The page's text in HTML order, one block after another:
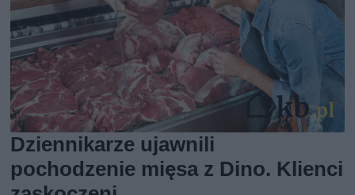
Dziennikarze ujawnili
pochodzenie mięsa z Dino. Klienci